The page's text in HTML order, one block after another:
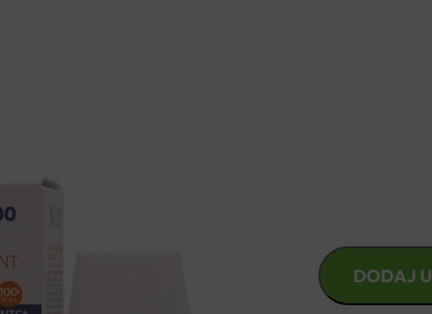
Trostruko veća UVA i UVB
tipove kože, uključujući
DODAJ